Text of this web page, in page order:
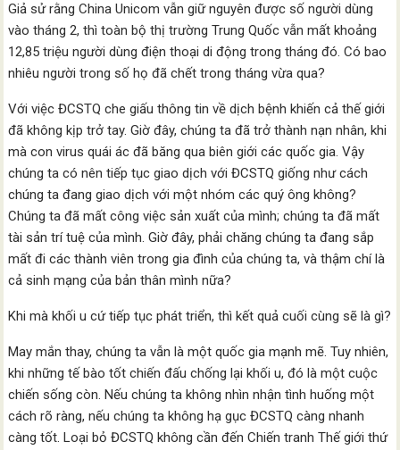
Giả sử rằng China Unicom vẫn giữ nguyên được số người dùng
vào tháng 2, thì toàn bộ thị trường Trung Quốc vẫn mất khoảng
12,85 triệu người dùng điện thoại di động trong tháng đó. Có bao
nhiêu người trong số họ đã chết trong tháng vừa qua?
Với việc ĐCSTQ che giấu thông tin về dịch bệnh khiến cả thế giới
đã không kịp trở tay. Giờ đây, chúng ta đã trở thành nạn nhân, khi
mà con virus quái ác đã băng qua biên giới các quốc gia. Vậy
chúng ta có nên tiếp tục giao dịch với ĐCSTQ giống như cách
chúng ta đang giao dịch với một nhóm các quý ông không?
Chúng ta đã mất công việc sản xuất của mình; chúng ta đã mất
tài sản trí tuệ của mình. Giờ đây, phải chăng chúng ta đang sắp
mất đi các thành viên trong gia đình của chúng ta, và thậm chí là
cả sinh mạng của bản thân mình nữa?
Khi mà khối u cứ tiếp tục phát triển, thì kết quả cuối cùng sẽ là gì?
May mắn thay, chúng ta vẫn là một quốc gia mạnh mẽ. Tuy nhiên,
khi những tế bào tốt chiến đấu chống lại khối u, đó là một cuộc
chiến sống còn. Nếu chúng ta không nhìn nhận tình huống một
cách rõ ràng, nếu chúng ta không hạ gục ĐCSTQ càng nhanh
càng tốt. Loại bỏ ĐCSTQ không cần đến Chiến tranh Thế giới thứ